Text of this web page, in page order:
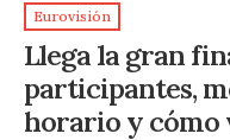
Eurovisión
Llega la gran
participantes,
horario y cómo